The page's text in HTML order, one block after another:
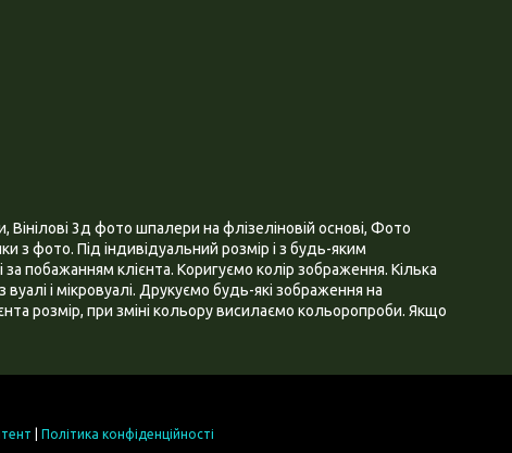
3д фото шпалери на флізеліновій основі, Фото
фото. Під індивідуальний розмір і з будь-яким
побажанням клієнта. Коригуємо колір зображення. Кілька
і мікровуалі. Друкуємо будь-які зображення на
розмір, при зміні кольору висилаємо кольоропроби. Якщо
Політика конфіденційності